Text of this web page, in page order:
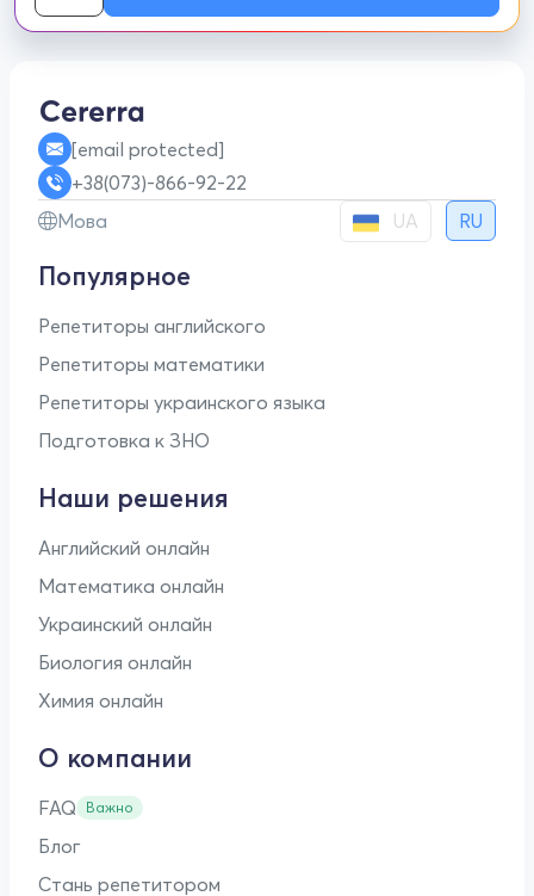
[email protected]
+38(073)-866-92-22
Мова
UA RU
Популярное
Репетиторы английского
Репетиторы математики
Репетиторы украинского языка
Подготовка к ЗНО
Наши решения
Английский онлайн
Математика онлайн
Украинский онлайн
Биология онлайн
Химия онлайн
О компании
FAQ Важно
Блог
Стань репетитором